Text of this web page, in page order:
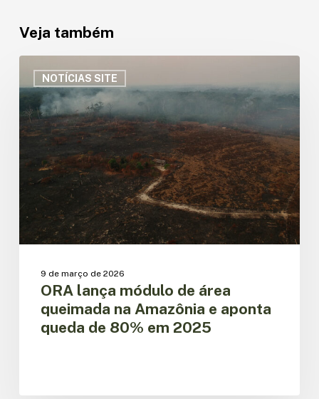
Veja também
NOTÍCIAS SITE
lança
módulo
de
área
queimada
na
Amazônia
aponta
queda
9 de março de 2026
ORA lança módulo de área
queimada na Amazônia e aponta
queda de 80% em 2025